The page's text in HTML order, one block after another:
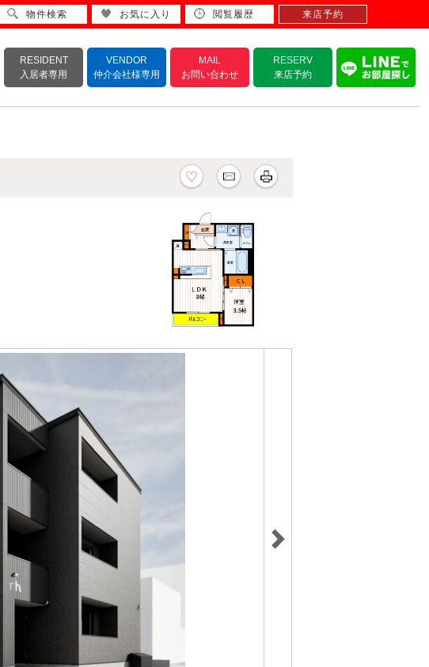
RESIDENT
入居者専用
VENDOR
仲介会社様専用
MAIL
お問い合わせ
RESERV
来店予約
物件検索 お気に入り 閲覧履歴 来店予約